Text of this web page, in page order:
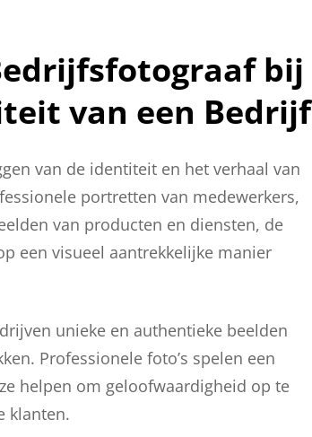
bij
van een Bedrijf
van de identiteit en het verhaal van
portretten van medewerkers,
van producten en diensten, de
een visueel aantrekkelijke manier
unieke en authentieke beelden
Professionele foto’s spelen een
helpen om geloofwaardigheid op te
klanten.